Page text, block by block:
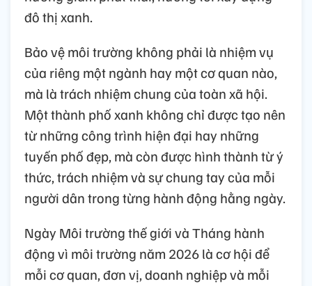
đô thị xanh.
Bảo vệ môi trường không phải là nhiệm vụ
của riêng một ngành hay một cơ quan nào,
mà là trách nhiệm chung của toàn xã hội.
Một thành phố xanh không chỉ được tạo nên
từ những công trình hiện đại hay những
tuyến phố đẹp, mà còn được hình thành từ ý
thức, trách nhiệm và sự chung tay của mỗi
người dân trong từng hành động hằng ngày.
Ngày Môi trường thế giới và Tháng hành
động vì môi trường năm 2026 là cơ hội để
mỗi cơ quan, đơn vị, doanh nghiệp và mỗi